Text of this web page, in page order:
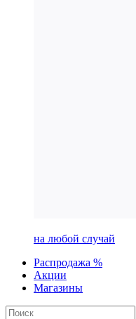
на любой случай
Распродажа %
Акции
Магазины